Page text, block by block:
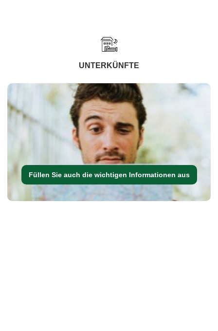
UNTERKÜNFTE
Füllen Sie auch die wichtigen Informationen aus